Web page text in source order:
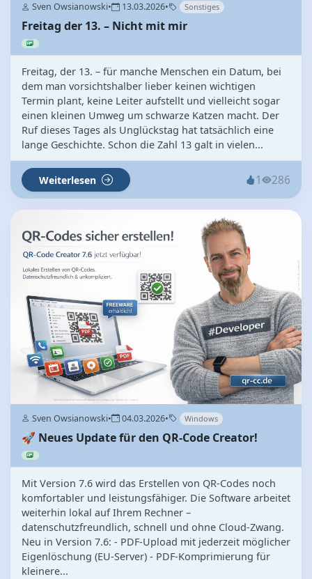
Sven Owsianowski• 13.03.2026• Sonstiges
Freitag der 13. – Nicht mit mir
Freitag, der 13. – für manche Menschen ein Datum, bei
dem man vorsichtshalber lieber keinen wichtigen
Termin plant, keine Leiter aufstellt und vielleicht sogar
einen kleinen Umweg um schwarze Katzen macht. Der
Ruf dieses Tages als Unglückstag hat tatsächlich eine
lange Geschichte. Schon die Zahl 13 galt in vielen...
Weiterlesen 1 286
Sven Owsianowski• 04.03.2026• Windows
🚀 Neues Update für den QR-Code Creator!
Mit Version 7.6 wird das Erstellen von QR-Codes noch
komfortabler und leistungsfähiger. Die Software arbeitet
weiterhin lokal auf Ihrem Rechner –
datenschutzfreundlich, schnell und ohne Cloud-Zwang.
Neu in Version 7.6: - PDF-Upload mit jederzeit möglicher
Eigenlöschung (EU-Server) - PDF-Komprimierung für
kleinere...